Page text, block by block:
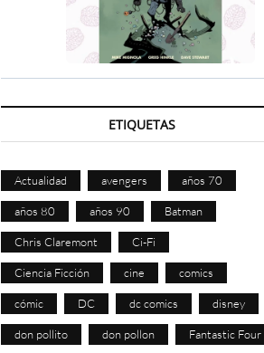
ETIQUETAS
Actualidad avengers años 70
años 80 años 90 Batman
Chris Claremont Ci-Fi
Ciencia Ficción cine comics
cómic DC dc comics disney
don pollito don pollon Fantastic Four